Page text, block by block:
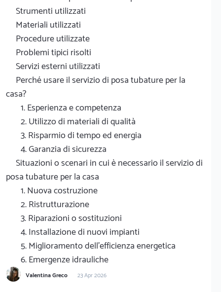
Strumenti utilizzati
Materiali utilizzati
Procedure utilizzate
Problemi tipici risolti
Servizi esterni utilizzati
Perché usare il servizio di posa tubature per la
casa?
1. Esperienza e competenza
2. Utilizzo di materiali di qualità
3. Risparmio di tempo ed energia
4. Garanzia di sicurezza
Situazioni o scenari in cui è necessario il servizio di
posa tubature per la casa
1. Nuova costruzione
2. Ristrutturazione
3. Riparazioni o sostituzioni
4. Installazione di nuovi impianti
5. Miglioramento dell'efficienza energetica
6. Emergenze idrauliche
Valentina Greco 23 Apr 2026